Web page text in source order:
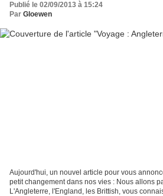
Publié le 02/09/2013 à 15:24
Par Gloewen
Aujourd'hui, un nouvel article pour vous
petit changement dans nos vies : Nous allons
L'Angleterre, l'England, les Brittish, vous